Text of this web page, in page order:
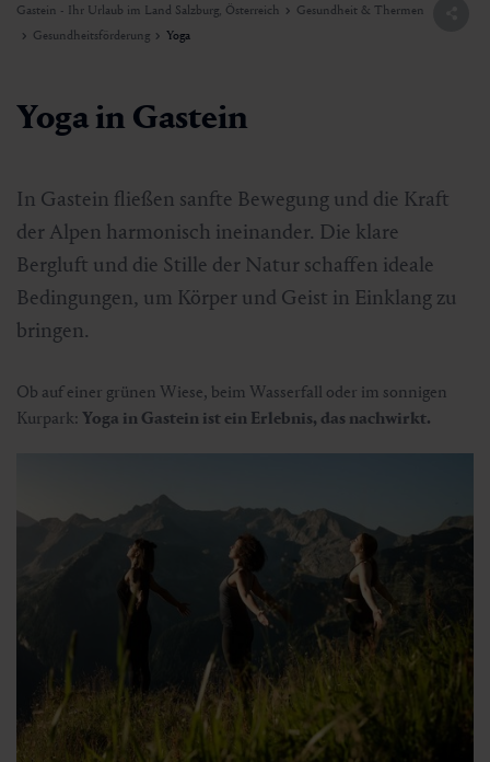
Gastein - Ihr Urlaub im Land Salzburg, Österreich
Gesundheit & Thermen
Gesundheitsförderung
Yoga
Yoga in Gastein
In Gastein fließen sanfte Bewegung und die Kraft
der Alpen harmonisch ineinander. Die klare
Bergluft und die Stille der Natur schaffen ideale
Bedingungen, um Körper und Geist in Einklang zu
bringen.
Ob auf einer grünen Wiese, beim Wasserfall oder im sonnigen
Kurpark: Yoga in Gastein ist ein Erlebnis, das nachwirkt.